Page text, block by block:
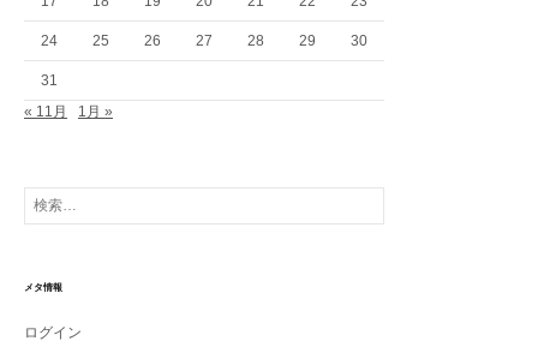
24 25 26 27 28 29 30
31
« 11月 1月 »
検
索:
メタ情報
ログイン